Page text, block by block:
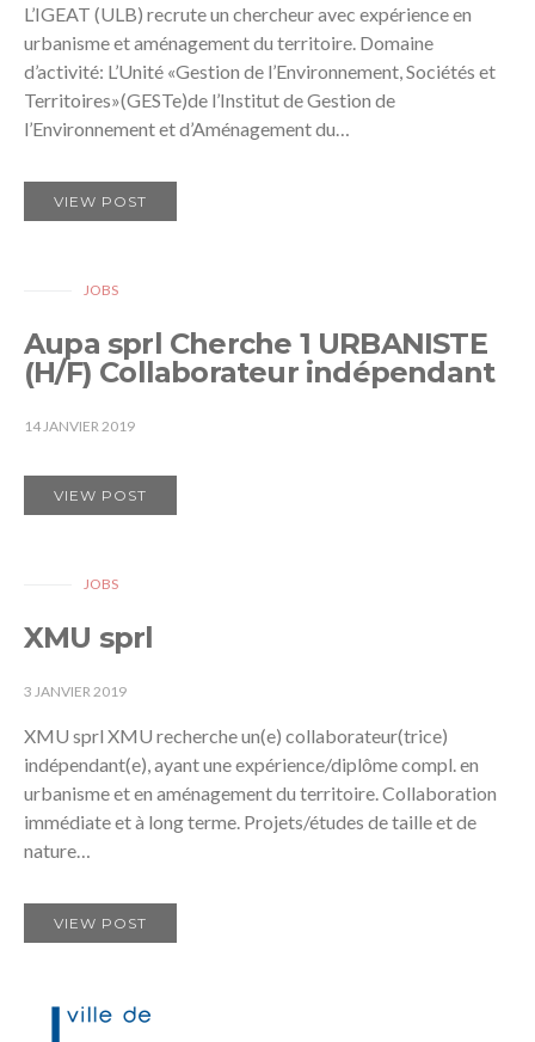
L’IGEAT (ULB) recrute un chercheur avec expérience en
urbanisme et aménagement du territoire. Domaine
d’activité: L’Unité «Gestion de l’Environnement, Sociétés et
Territoires»(GESTe)de l’Institut de Gestion de
l’Environnement et d’Aménagement du…
VIEW POST
JOBS
Aupa sprl Cherche 1 URBANISTE
(H/F) Collaborateur indépendant
14 JANVIER 2019
VIEW POST
JOBS
XMU sprl
3 JANVIER 2019
XMU sprl XMU recherche un(e) collaborateur(trice)
indépendant(e), ayant une expérience/diplôme compl. en
urbanisme et en aménagement du territoire. Collaboration
immédiate et à long terme. Projets/études de taille et de
nature…
VIEW POST